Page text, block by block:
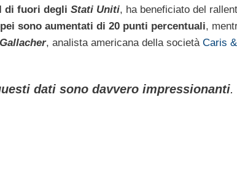
di fuori degli Stati Uniti, ha beneficiato del
sono aumentati di 20 punti percentuali,
, analista americana della società Caris
dati sono davvero impressionanti.